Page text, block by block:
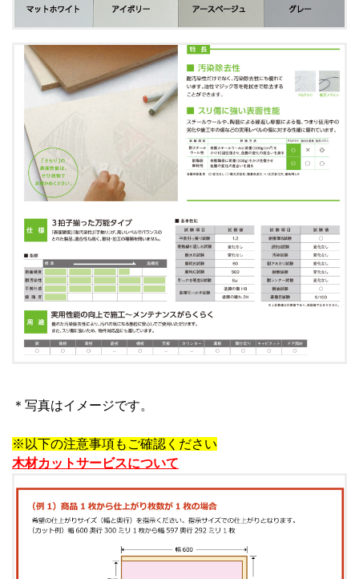
＊写真はイメージです。
※以下の注意事項もご確認ください
木材カットサービスについて